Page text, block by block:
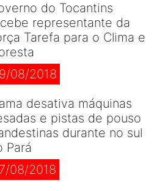
do Tocantins
representante da
Tarefa para o Clima e
08/2018
desativa máquinas
e pistas de pouso
durante no sul
Pará
08/2018